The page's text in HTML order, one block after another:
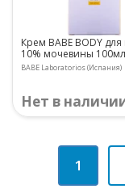
Крем BABE BODY для
10% мочевины 100мл
BABE Laboratorios (Испания)
Нет в
1